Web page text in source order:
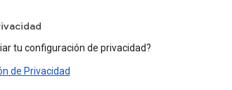
tu configuración de privacidad?
de Privacidad